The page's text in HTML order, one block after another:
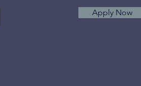
Apply Now